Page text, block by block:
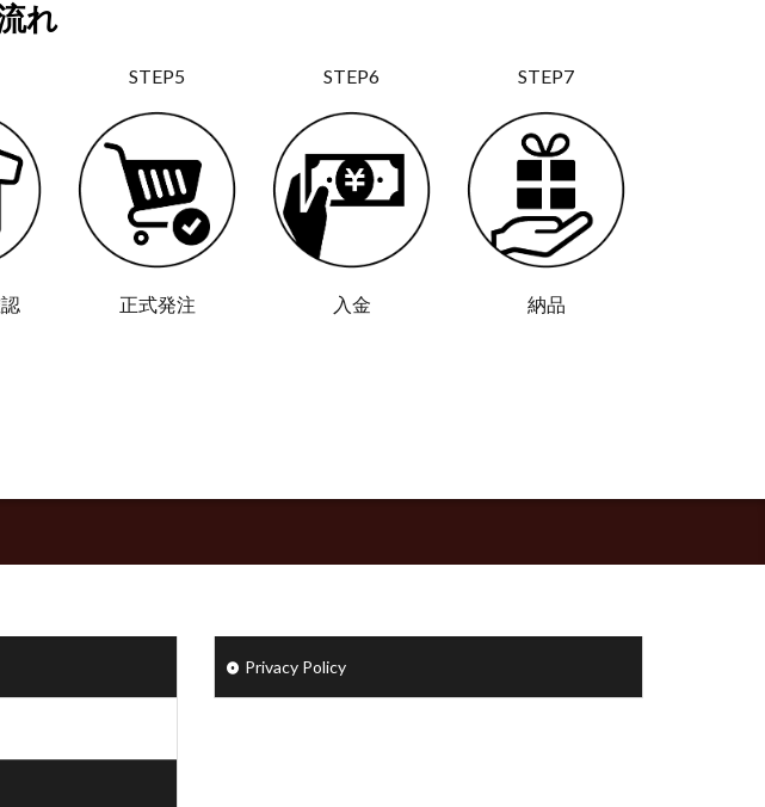
れ
STEP5
正式発注
STEP6
入金
STEP7
納品
Privacy Policy